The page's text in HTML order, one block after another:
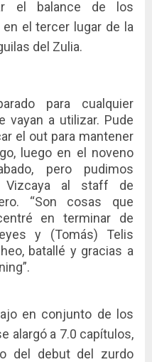
el balance de los
el tercer lugar de la
del Zulia.
para cualquier
vayan a utilizar. Pude
el out para mantener
luego en el noveno
pero pudimos
Vizcaya al staff de
“Son cosas que
en terminar de
y (Tomás) Telis
batallé y gracias a
en conjunto de los
alargó a 7.0 capítulos,
del debut del zurdo